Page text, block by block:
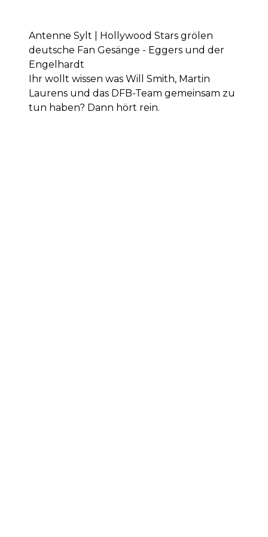
Antenne Sylt | Hollywood Stars grölen
deutsche Fan Gesänge - Eggers und der
Engelhardt
Ihr wollt wissen was Will Smith, Martin
Laurens und das DFB-Team gemeinsam zu
tun haben? Dann hört rein.